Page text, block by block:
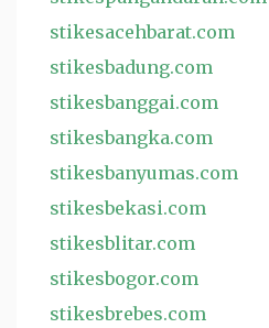
stikesacehbarat.com
stikesbadung.com
stikesbanggai.com
stikesbangka.com
stikesbanyumas.com
stikesbekasi.com
stikesblitar.com
stikesbogor.com
stikesbrebes.com